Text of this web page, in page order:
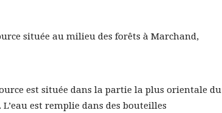
située au milieu des forêts à Marchand,
est située dans la partie la plus orientale du
est remplie dans des bouteilles